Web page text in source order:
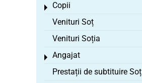
Copii
Toggle menu
Venituri Soț
Venituri Soția
Angajat
Toggle menu
Prestații de subtituire Soț